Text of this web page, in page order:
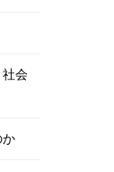
社会
か